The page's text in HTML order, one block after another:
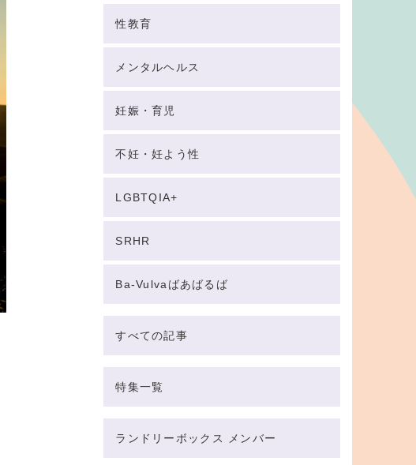
性教育
メンタルヘルス
妊娠・育児
不妊・妊よう性
LGBTQIA+
SRHR
Ba-Vulvaばあばるば
すべての記事
特集一覧
ランドリーボックス メンバー